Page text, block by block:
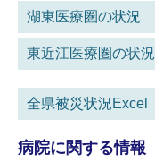
湖東医療圏の状況
東近江医療圏の状況
全県被災状況Excel
病院に関する情報